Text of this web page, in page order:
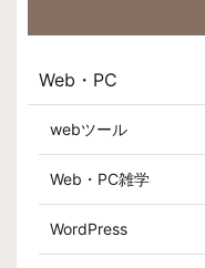
Web・PC
webツール
Web・PC雑学
WordPress